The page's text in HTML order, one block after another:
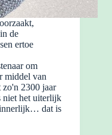
de
ertoe
om
middel van
zo'n 2300 jaar
niet het uiterlijk
innerlijk… dat is